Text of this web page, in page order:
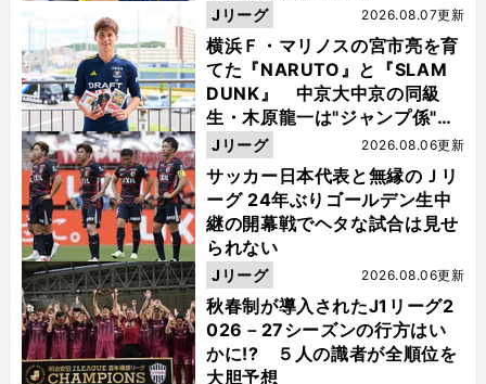
横浜Ｆ・マリノスの宮市亮を育
てた『NARUTO』と『SLAM
DUNK』 中京大中京の同級
生・木原龍一は"ジャンプ係"だ
った
2026.08.07更新
Jリーグ
サッカー日本代表と無縁のＪリ
ーグ 24年ぶりゴールデン生中
継の開幕戦でヘタな試合は見せ
られない
2026.08.06更新
Jリーグ
秋春制が導入されたJ1リーグ2
026－27シーズンの行方はい
かに!? ５人の識者が全順位を
大胆予想
2026.08.06更新
Jリーグ